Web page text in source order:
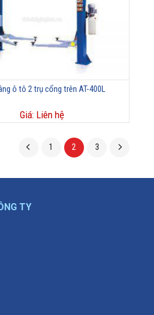
ô tô 2 trụ cổng trên AT-400L
Giá: Liên hệ
1 2 3
TY